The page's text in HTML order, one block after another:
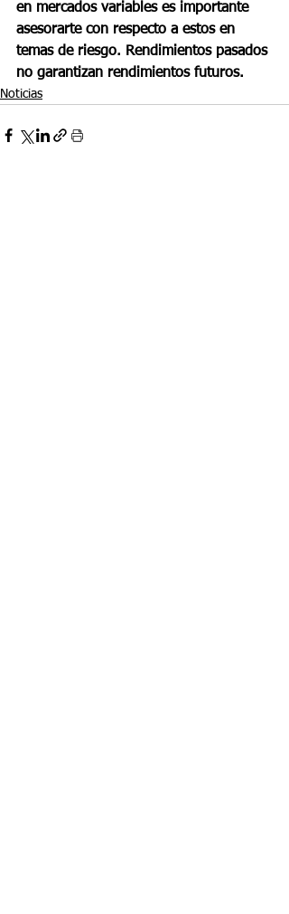
en mercados variables es importante
asesorarte con respecto a estos en
temas de riesgo. Rendimientos pasados
no garantizan rendimientos futuros.
Noticias